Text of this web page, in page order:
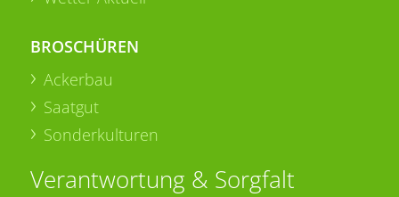
BROSCHÜREN
Ackerbau
Saatgut
Sonderkulturen
Verantwortung & Sorgfalt